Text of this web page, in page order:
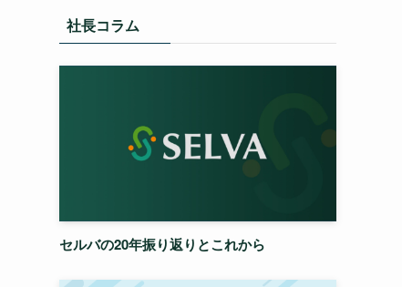
社長コラム
セルバの20年振り返りとこれから